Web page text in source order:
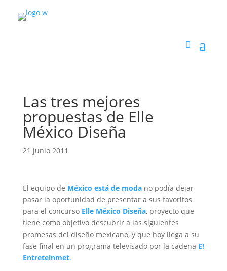
Las tres mejores
propuestas de Elle
México Diseña
21 junio 2011
El equipo de México está de modano podía dejar
pasar la oportunidad de presentar a sus favoritos
para el concurso Elle México Diseña, proyecto que
tiene como objetivo descubrir a las siguientes
promesas del diseño mexicano, y que hoy llega a su
fase final en un programa televisado por la cadena E!
Entreteinmet.